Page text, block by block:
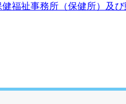
健福祉事務所（保健所）及